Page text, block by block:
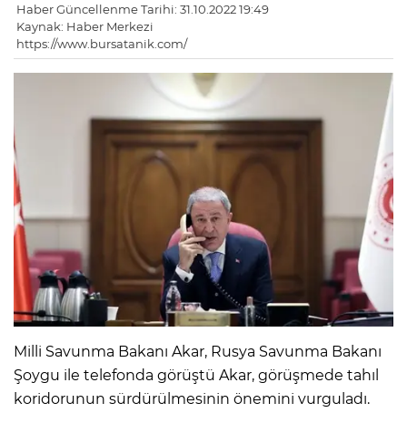
Haber Güncellenme Tarihi: 31.10.2022 19:49
Kaynak: Haber Merkezi
https://www.bursatanik.com/
Milli Savunma Bakanı Akar, Rusya Savunma Bakanı
Şoygu ile telefonda görüştü Akar, görüşmede tahıl
koridorunun sürdürülmesinin önemini vurguladı.